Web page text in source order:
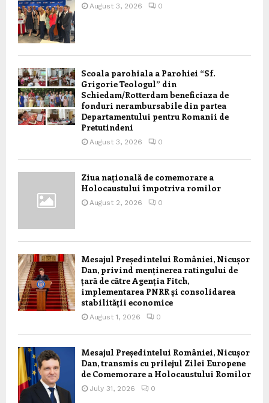
August 3, 2026 0
Scoala parohiala a Parohiei “Sf.
Grigorie Teologul” din
Schiedam/Rotterdam beneficiaza de
fonduri nerambursabile din partea
Departamentului pentru Romanii de
Pretutindeni
August 3, 2026 0
Ziua națională de comemorare a
Holocaustului împotriva romilor
August 2, 2026 0
Mesajul Președintelui României, Nicușor
Dan, privind menținerea ratingului de
țară de către Agenția Fitch,
implementarea PNRR și consolidarea
stabilității economice
August 1, 2026 0
Mesajul Președintelui României, Nicușor
Dan, transmis cu prilejul Zilei Europene
de Comemorare a Holocaustului Romilor
July 31, 2026 0